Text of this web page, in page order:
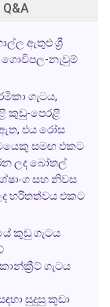
Q&A
ඇතුළු ශ්‍රී
ගොවිපල-නැවුම්
ගැටය,
කුඩු-පෙරළි
එය රෝස
සමඟ එකට
ලද බෝතල්
සහ නිවස
හරිතත්වය එකට
කුඩු ගැටය
ගැටය
සුදුසු කුඩා